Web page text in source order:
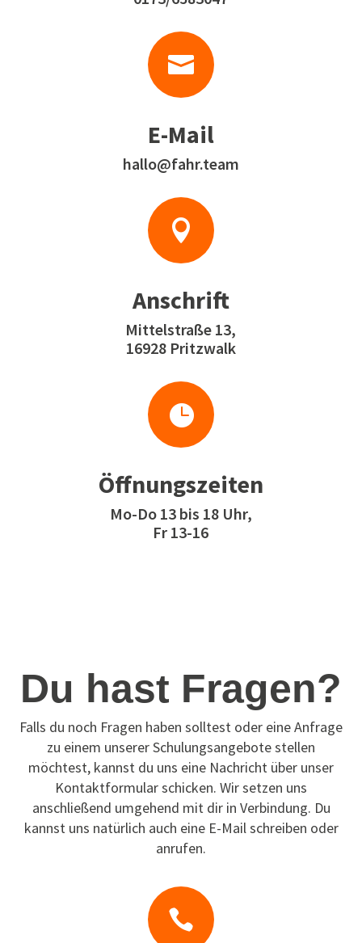

E-Mail
hallo@fahr.team

Anschrift
Mittelstraße 13,
16928 Pritzwalk

Öffnungszeiten
Mo-Do 13 bis 18 Uhr,
Fr 13-16
Du hast Fragen?
Falls du noch Fragen haben solltest oder eine Anfrage
zu einem unserer Schulungsangebote stellen
möchtest, kannst du uns eine Nachricht über unser
Kontaktformular schicken. Wir setzen uns
anschließend umgehend mit dir in Verbindung. Du
kannst uns natürlich auch eine E-Mail schreiben oder
anrufen.
